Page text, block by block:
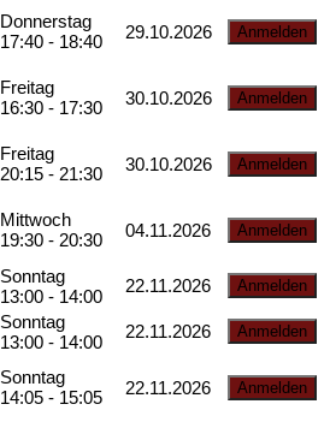
Donnerstag
17:40 - 18:40
29.10.2026
Freitag
16:30 - 17:30
30.10.2026
Freitag
20:15 - 21:30
30.10.2026
Mittwoch
19:30 - 20:30
04.11.2026
Sonntag
13:00 - 14:00
22.11.2026
Sonntag
13:00 - 14:00
22.11.2026
Sonntag
14:05 - 15:05
22.11.2026